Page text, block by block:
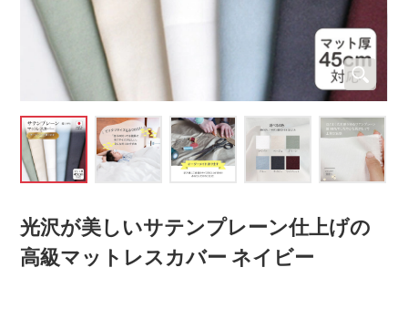
光沢が美しいサテンプレーン仕上げの
高級マットレスカバー ネイビー